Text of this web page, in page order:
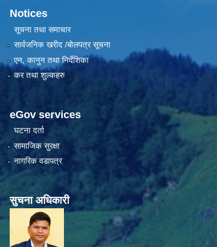
Notices
सूचना तथा समाचार
सार्वजनिक खरीद /बोलपत्र सूचना
एन, कानुन तथा निर्देशिका
कर तथा शुल्कहरु
eGov services
घटना दर्ता
सामाजिक सुरक्षा
नागरिक वडापत्र
सुचना अधिकारी